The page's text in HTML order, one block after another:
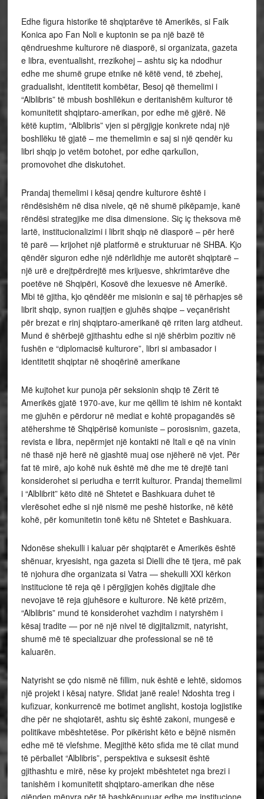
Edhe figura historike të shqiptarëve të Amerikës, si Faik
Konica apo Fan Noli e kuptonin se pa një bazë të
qëndrueshme kulturore në diasporë, si organizata, gazeta
e libra, eventualisht, rrezikohej – ashtu siç ka ndodhur
edhe me shumë grupe etnike në këtë vend, të zbehej,
gradualisht, identitetit kombëtar, Besoj që themelimi i
“Alblibris” të mbush boshllëkun e deritanishëm kulturor të
komunitetit shqiptaro-amerikan, por edhe më gjërë. Në
këtë kuptim, “Alblibris” vjen si përgjigje konkrete ndaj një
boshllëku të gjatë – me themelimin e saj si një qendër ku
libri shqip jo vetëm botohet, por edhe qarkullon,
promovohet dhe diskutohet.
Prandaj themelimi i kësaj qendre kulturore është i
rëndësishëm në disa nivele, që në shumë pikëpamje, kanë
rëndësi strategjike me disa dimensione. Siç iç theksova më
lartë, institucionalizimi i librit shqip në diasporë – për herë
të parë — krijohet një platformë e strukturuar në SHBA. Kjo
qëndër siguron edhe një ndërlidhje me autorët shqiptarë –
një urë e drejtpërdrejtë mes krijuesve, shkrimtarëve dhe
poetëve në Shqipëri, Kosovë dhe lexuesve në Amerikë.
Mbi të gjitha, kjo qëndëër me misionin e saj të përhapjes së
librit shqip, synon ruajtjen e gjuhës shqipe – veçanërisht
për brezat e rinj shqiptaro-amerikanë që rriten larg atdheut.
Mund ë shërbejë gjithashtu edhe si një shërbim pozitiv në
fushën e “diplomacisë kulturore”, libri si ambasador i
identitetit shqiptar në shoqërinë amerikane
Më kujtohet kur punoja për seksionin shqip të Zërit të
Amerikës gjatë 1970-ave, kur me qëllim të ishim në kontakt
me gjuhën e përdorur në mediat e kohtë propagandës së
atëhershme të Shqipërisë komuniste – porosisnim, gazeta,
revista e libra, nepërmjet një kontakti në Itali e që na vinin
në thasë një herë në gjashtë muaj ose njëherë në vjet. Për
fat të mirë, ajo kohë nuk është më dhe me të drejtë tani
konsiderohet si periudha e territ kulturor. Prandaj themelimi
i “Alblibrit” këto ditë në Shtetet e Bashkuara duhet të
vlerësohet edhe si një nismë me peshë historike, në këtë
kohë, për komunitetin tonë këtu në Shtetet e Bashkuara.
Ndonëse shekulli i kaluar për shqiptarët e Amerikës është
shënuar, kryesisht, nga gazeta si Dielli dhe të tjera, më pak
të njohura dhe organizata si Vatra — shekulli XXI kërkon
institucione të reja që i përgjigjen kohës digjitale dhe
nevojave të reja gjuhësore e kulturore. Në këtë prizëm,
“Alblibris” mund të konsiderohet vazhdim i natyrshëm i
kësaj tradite — por në një nivel të digjitalizmit, natyrisht,
shumë më të specializuar dhe professional se në të
kaluarën.
Natyrisht se çdo nismë në fillim, nuk është e lehtë, sidomos
një projekt i kësaj natyre. Sfidat janë reale! Ndoshta treg i
kufizuar, konkurrencë me botimet anglisht, kostoja logjistike
dhe për ne shqiotarët, ashtu siç është zakoni, mungesë e
politikave mbështetëse. Por pikërisht këto e bëjnë nismën
edhe më të vlefshme. Megjithë këto sfida me të cilat mund
të përballet “Alblibris”, perspektiva e suksesit është
gjithashtu e mirë, nëse ky projekt mbështetet nga brezi i
tanishëm i komunitetit shqiptaro-amerikan dhe nëse